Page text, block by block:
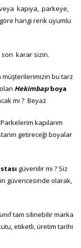
kapıya, parkeye,
hangi renk uyumlu
son karar sizin.
müşterilerimizin bu tarz
Hekimbaşıboya
mı ? Beyaz
kapılarım
getireceği boyalar
güvenilir mi ? Siz
güvencesinde olarak,
tam silinebilir marka
etiketli, üretim tarihi